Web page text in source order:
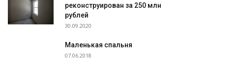
реконструирован за 250 млн
рублей
30.09.2020
Маленькая спальня
07.06.2018